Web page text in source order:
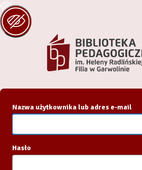
Zaloguj
się
Nazwa użytkownika lub adres e-mail
Hasło